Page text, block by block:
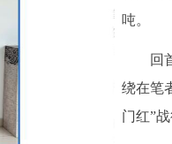
吨。
回首
绕在笔
门红”战